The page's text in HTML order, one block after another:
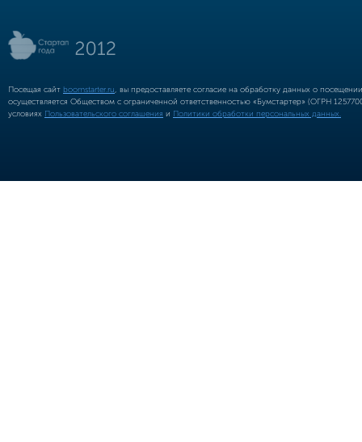
Посещая сайт boomstarter.ru , вы предоставляете согласие на обработку данных о
осуществляется Обществом с ограниченной ответственностью «Бумстартер» (ОГРН
условиях Пользовательского соглашения и Политики обработки персональных данных.